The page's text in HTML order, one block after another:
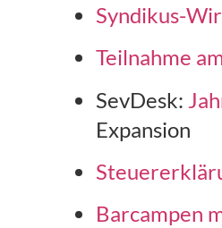
Syndikus-
Teilnahme
SevDesk:
Expansion
Barcampen